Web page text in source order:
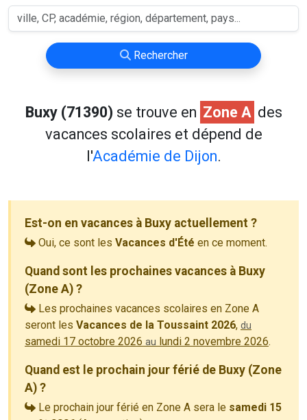
Rechercher
Buxy (71390) se trouve en Zone A des
vacances scolaires et dépend de
l'Académie de Dijon.
Est-on en vacances à Buxy actuellement ?
Oui, ce sont les Vacances d'Été en ce moment.
Quand sont les prochaines vacances à Buxy
(Zone A) ?
Les prochaines vacances scolaires en Zone A
seront les Vacances de la Toussaint 2026, du
samedi 17 octobre 2026 au lundi 2 novembre 2026.
Quand est le prochain jour férié de Buxy (Zone
A) ?
Le prochain jour férié en Zone A sera le samedi 15